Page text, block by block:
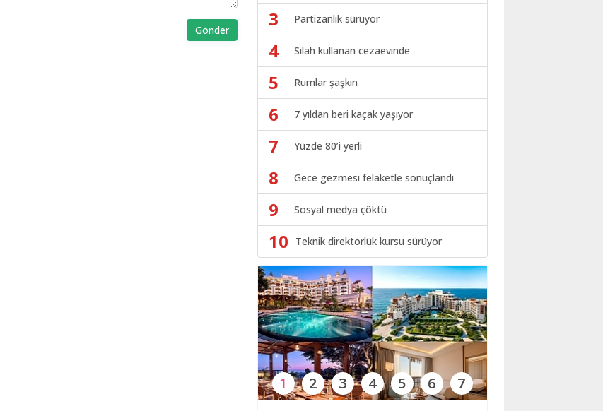
Gönder 3 Partizanlık sürüyor
4 Silah kullanan cezaevinde
5 Rumlar şaşkın
6 7 yıldan beri kaçak yaşıyor
7 Yüzde 80’i yerli
8 Gece gezmesi felaketle sonuçlandı
9 Sosyal medya çöktü
10 Teknik direktörlük kursu sürüyor
1 2 3 4 5 6 7